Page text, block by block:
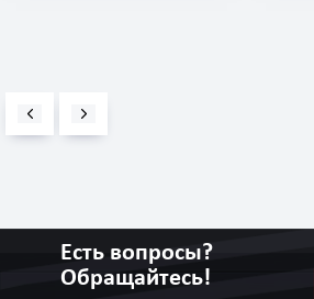
Есть вопросы?
Обращайтесь!